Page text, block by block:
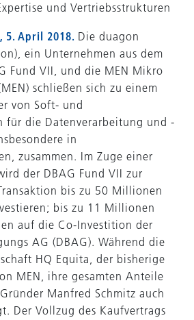
und Vertriebsstrukturen
5. April 2018. Die duagon
ein Unternehmen aus dem
Fund VII, und die MEN Mikro
schließen sich zu einem
von Soft- und
für die Datenverarbeitung und -
in
zusammen. Im Zuge einer
der DBAG Fund VII zur
bis zu 50 Millionen
bis zu 11 Millionen
auf die Co-Investition der
AG (DBAG). Während die
HQ Equita, der bisherige
MEN, ihre gesamten Anteile
Manfred Schmitz auch
Der Vollzug des Kaufvertrags